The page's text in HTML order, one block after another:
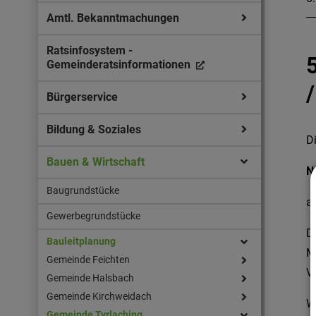
Amtl. Bekanntmachungen
Ratsinfosystem -
Gemeinderatsinformationen
Bürgerservice
Bildung & Soziales
Bauen & Wirtschaft
Baugrundstücke
Gewerbegrundstücke
Bauleitplanung
Gemeinde Feichten
Gemeinde Halsbach
Gemeinde Kirchweidach